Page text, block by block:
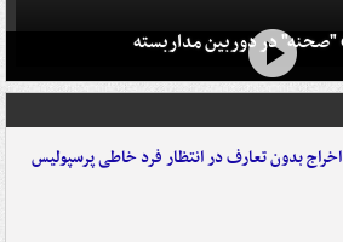
اخراج بدون تعارف در انتظار فرد خاطی پرسپولیس